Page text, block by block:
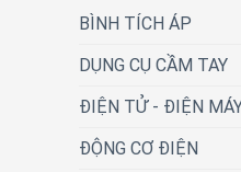
BÌNH TÍCH ÁP
DỤNG CỤ CẦM TAY
ĐIỆN TỬ - ĐIỆN
ĐỘNG CƠ ĐIỆN